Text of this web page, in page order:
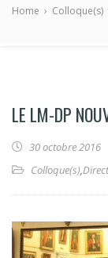
Home › Colloque(s)
LE LM-DP
30 octobre 2016
Colloque(s),